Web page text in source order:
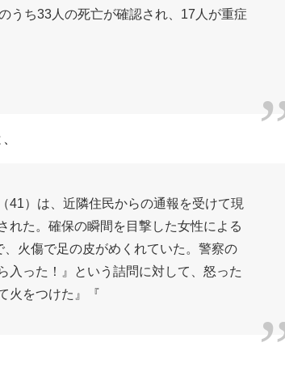
うち33人の死亡が確認され、17人が重症
41）は、近隣住民からの通報を受けて現
れた。確保の瞬間を目撃した女性による
火傷で足の皮がめくれていた。警察の
入った！』という詰問に対して、怒った
火をつけた』『